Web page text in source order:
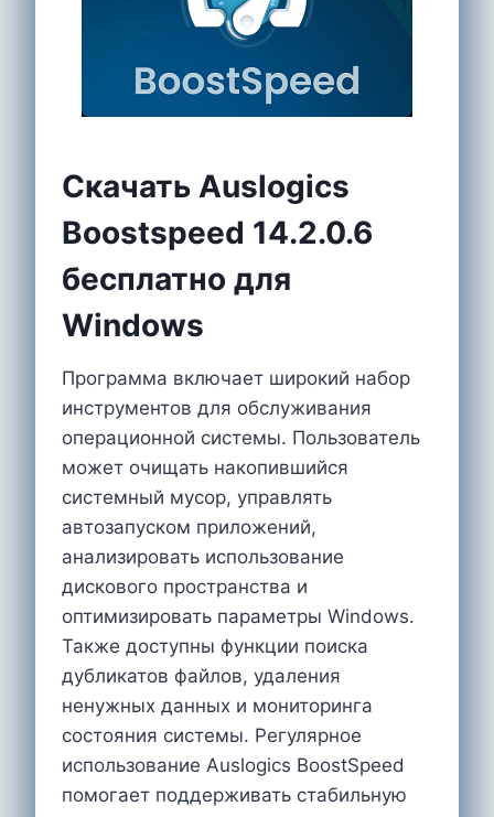
Cкачать Auslogics
Boostspeed 14.2.0.6
бесплатно ​​для
Windows
Программа включает широкий набор
инструментов для обслуживания
операционной системы. Пользователь
может очищать накопившийся
системный мусор, управлять
автозапуском приложений,
анализировать использование
дискового пространства и
оптимизировать параметры Windows.
Также доступны функции поиска
дубликатов файлов, удаления
ненужных данных и мониторинга
состояния системы. Регулярное
использование Auslogics BoostSpeed
помогает поддерживать стабильную